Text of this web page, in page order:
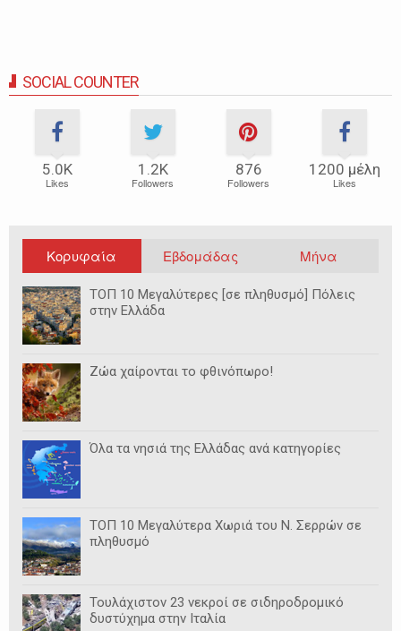
SOCIAL COUNTER
5.0Κ
Likes
1.2Κ
Followers
876
Followers
1200 μέλη
Likes
Κορυφαία Εβδομάδας Μήνα
ΤΟΠ 10 Μεγαλύτερες [σε πληθυσμό] Πόλεις
στην Ελλάδα
Ζώα χαίρονται το φθινόπωρο!
Όλα τα νησιά της Ελλάδας ανά κατηγορίες
ΤΟΠ 10 Μεγαλύτερα Χωριά του Ν. Σερρών σε
πληθυσμό
Τουλάχιστον 23 νεκροί σε σιδηροδρομικό
δυστύχημα στην Ιταλία